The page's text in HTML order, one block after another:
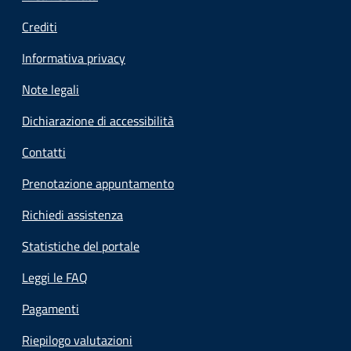
Crediti
Informativa privacy
Note legali
Dichiarazione di accessibilità
Contatti
Prenotazione appuntamento
Richiedi assistenza
Statistiche del portale
Leggi le FAQ
Pagamenti
Riepilogo valutazioni